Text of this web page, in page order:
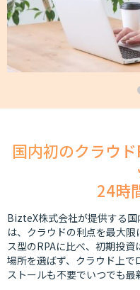
国内初のクラウ
24時
BizteX株式会社が提供する
は、クラウドの利点を最大
ス型のRPAに比べ、初期投
場所を選ばず、クラウド上
ストールも不要でいつでも最